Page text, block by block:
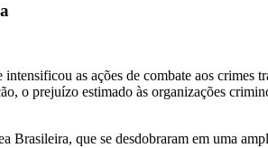
as ações de combate aos crimes
o prejuízo estimado às organizações
que se desdobraram em uma